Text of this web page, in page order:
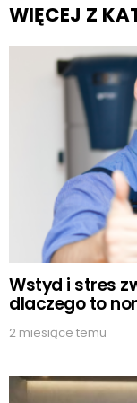
WIĘCEJ Z
Wstyd i stres
dlaczego to
2 miesiące temu